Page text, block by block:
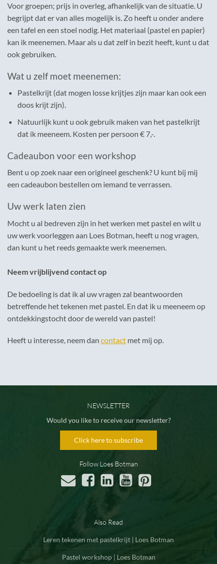
Voor groepen; prijs in overleg, afhankelijk van de situatie. U
begrijpt dat er van alles mogelijk is. Zo heeft u onder andere
een tafel en een stoel nodig. Het materiaal (pastel en papier)
kan ik meenemen. Maar als u dat zelf in bezit heeft, kunt u dat
ook gebruiken.
Wat u zelf moet meenemen:
Pastelkrijt (dat mogen losse krijtjes zijn maar kan ook een
doos krijt zijn).
Natuurlijk kunt u ook gebruik maken van het pastelkrijt
dat ik meeneem. Kosten per persoon € 7,-.
Cadeaubon voor een workshop
Bent u op zoek naar een origineel geschenk? U kunt bij mij
een cadeaubon bestellen om iemand te verrassen.
Uw werk laten zien
Mocht u al bedreven zijn in het werken met pastel en wilt u
uw werk voorleggen aan Loes Botman, heeft u nog vragen,
dan kunt u het reeds gemaakte werk meenemen.
Neem vrijblijvend contact op
De bedoeling is dat ik al uw vragen zal beantwoorden
betreffende het tekenen met pastel. En dat ik u meeneem op
ontdekkingstocht door de wereld van pastel!
Heeft u interesse, neem dan contact met mij op.
NEWSLETTER
Would you like to receive our newsletter?
Click here to subscribe
Follow Loes Botman
Also Read
Leren tekenen met pastelkrijt | Loes Botman
Pastel workshop | Loes Botman